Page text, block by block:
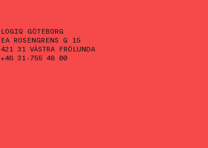
LOGIQ GÖTEBORG
EA ROSENGRENS G 15
421 31 VÄSTRA FRÖLUNDA
+46 31-755 48 00